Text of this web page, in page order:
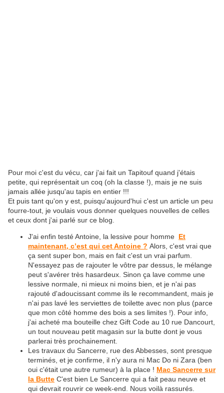
Pour moi c'est du vécu, car j'ai fait un Tapitouf quand j'étais
petite, qui représentait un coq (oh la classe !), mais je ne suis
jamais allée jusqu'au tapis en entier !!!
Et puis tant qu'on y est, puisqu'aujourd'hui c'est un article un peu
fourre-tout, je voulais vous donner quelques nouvelles de celles
et ceux dont j'ai parlé sur ce blog.
J'ai enfin testé Antoine, la lessive pour homme Et
maintenant, c’est qui cet Antoine ? Alors, c'est vrai que
ça sent super bon, mais en fait c'est un vrai parfum.
N'essayez pas de rajouter le vôtre par dessus, le mélange
peut s'avérer très hasardeux. Sinon ça lave comme une
lessive normale, ni mieux ni moins bien, et je n'ai pas
rajouté d'adoucissant comme ils le recommandent, mais je
n'ai pas lavé les serviettes de toilette avec non plus (parce
que mon côté homme des bois a ses limites !). Pour info,
j'ai acheté ma bouteille chez Gift Code au 10 rue Dancourt,
un tout nouveau petit magasin sur la butte dont je vous
parlerai très prochainement.
Les travaux du Sancerre, rue des Abbesses, sont presque
terminés, et je confirme, il n'y aura ni Mac Do ni Zara (ben
oui c'était une autre rumeur) à la place ! Mac Sancerre sur
la Butte C'est bien Le Sancerre qui a fait peau neuve et
qui devrait rouvrir ce week-end. Nous voilà rassurés.